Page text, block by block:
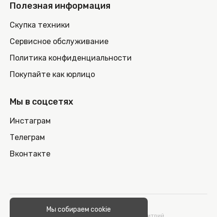
Полезная информация
Скупка техники
Сервисное обслуживание
Политика конфиденциальности
Покупайте как юрлицо
Мы в соцсетях
Инстаграм
Телеграм
Вконтакте
© 2026 100nout.by,
ООО «СТОНОУТБУКОВ» Директор Метельский Дмитрий
Мы собираем cookie